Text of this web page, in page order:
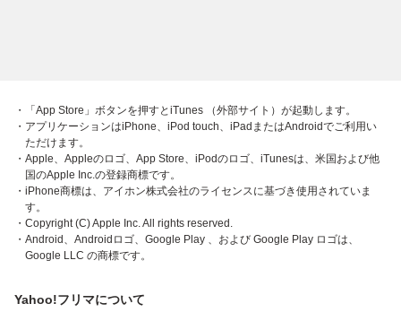
・「App Store」ボタンを押すとiTunes （外部サイト）が起動します。
・アプリケーションはiPhone、iPod touch、iPadまたはAndroidでご利用い
ただけます。
・Apple、Appleのロゴ、App Store、iPodのロゴ、iTunesは、米国および他
国のApple Inc.の登録商標です。
・iPhone商標は、アイホン株式会社のライセンスに基づき使用されていま
す。
・Copyright (C) Apple Inc. All rights reserved.
・Android、Androidロゴ、Google Play 、および Google Play ロゴは、
Google LLC の商標です。
Yahoo!フリマについて